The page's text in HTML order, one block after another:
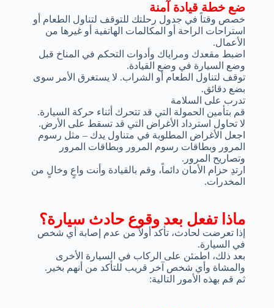
ضع خطة قيادة آمنة
خصص وقتاً في جدول رحلتك للتوقف لتناول الطعام أو
استراحات الراحة أو المكالمات الهاتفية أو غيرها من
الأعمال.
اضبط مقعدك ومراياك وأدوات التحكم في المناخ قبل
وضع السيارة في وضع القيادة.
توقف لتناول الطعام أو الشراب. لا يستغرق الأمر سوى
بضع دقائق.
تدرب على السلامة
قم بتأمين الحمولة التي قد تتحرك أثناء حركة السيارة.
لا تحاول استرداد الأغراض التي قد تسقط على الأرض.
اجعل الأغراض المطلوبة في متناول يدك – مثل رسوم
المرور وبطاقات رسوم المرور وبطاقات المرور
وتصاريح المرور.
ارتدِ حزام الأمان دائماً، وقم بالقيادة وأنت واعٍ وخالٍ من
المخدرات.
ماذا تفعل بعد وقوع حادث سيارة؟
إذا تعرضت لحادث، تأكد أولاً من عدم إصابة أي شخص
في السيارة.
بعد ذلك، اطمئن على الركاب في السيارة الأخرى
والمشاة وأي شخص آخر قريب للتأكد من أنهم بخير.
ثم قم بهذه الأمور التالية: